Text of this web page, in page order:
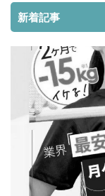
新着記事